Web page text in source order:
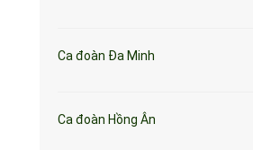
Ca đoàn Đa Minh
Ca đoàn Hồng Ân